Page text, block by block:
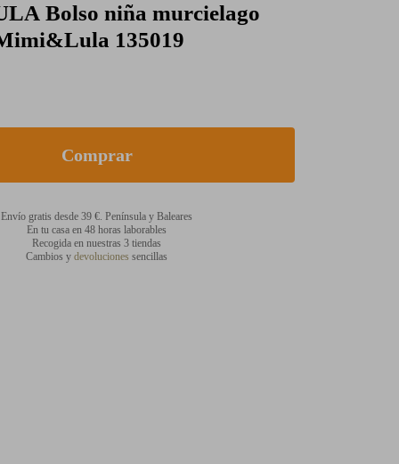
Bolso niña murcielago
135019
Envío gratis desde 39 €. Península y Baleares
En tu casa en 48 horas laborables
Recogida en nuestras 3 tiendas
Cambios y devoluciones sencillas